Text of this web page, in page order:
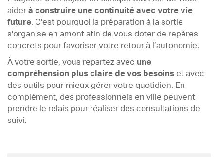
aider à construire une continuité avec votre vie
future. C’est pourquoi la préparation à la sortie
s’organise en amont afin de vous doter de repères
concrets pour favoriser votre retour à l’autonomie.
À votre sortie, vous repartez avec une
compréhension plus claire de vos besoins et avec
des outils pour mieux gérer votre quotidien. En
complément, des professionnels en ville peuvent
prendre le relais pour réaliser des consultations de
suivi.